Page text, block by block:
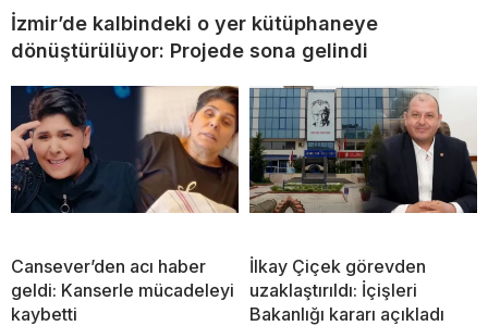
İzmir’de kalbindeki o yer kütüphaneye
dönüştürülüyor: Projede sona gelindi
Cansever’den acı haber
geldi: Kanserle mücadeleyi
kaybetti
İlkay Çiçek görevden
uzaklaştırıldı: İçişleri
Bakanlığı kararı açıkladı